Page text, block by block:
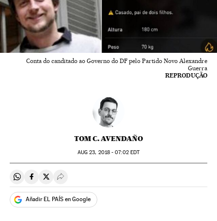
Conta do canditado ao Governo do DF pelo Partido Novo Alexandre
Guerra
REPRODUÇÃO
TOM C. AVENDAÑO
AUG 23, 2018 - 07:02EDT
Compartir en Whatsapp
Compartir en Facebook
Compartir en Twitter
Desplegar Redes Sociales
Añadir EL PAÍS en Google